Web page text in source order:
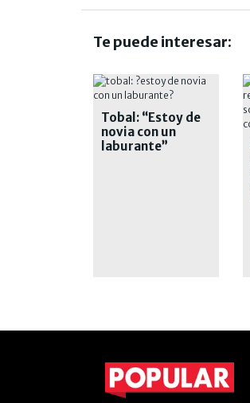
Te puede interesar:
Tobal: “Estoy de
novia con un
laburante”